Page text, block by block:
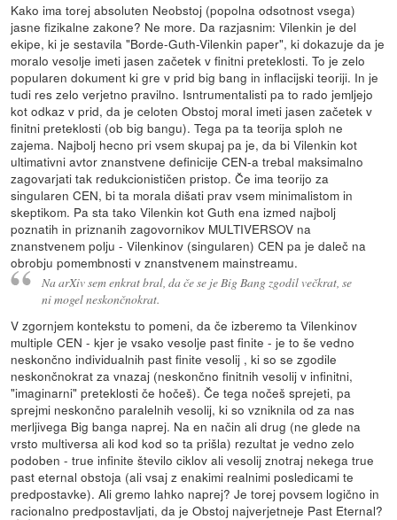
Kako ima torej absoluten Neobstoj (popolna odsotnost vsega)
jasne fizikalne zakone? Ne more. Da razjasnim: Vilenkin je del
ekipe, ki je sestavila "Borde-Guth-Vilenkin paper", ki dokazuje da je
moralo vesolje imeti jasen začetek v finitni preteklosti. To je zelo
popularen dokument ki gre v prid big bang in inflacijski teoriji. In je
tudi res zelo verjetno pravilno. Isntrumentalisti pa to rado jemljejo
kot odkaz v prid, da je celoten Obstoj moral imeti jasen začetek v
finitni preteklosti (ob big bangu). Tega pa ta teorija sploh ne
zajema. Najbolj hecno pri vsem skupaj pa je, da bi Vilenkin kot
ultimativni avtor znanstvene definicije CEN-a trebal maksimalno
zagovarjati tak redukcionističen pristop. Če ima teorijo za
singularen CEN, bi ta morala dišati prav vsem minimalistom in
skeptikom. Pa sta tako Vilenkin kot Guth ena izmed najbolj
poznatih in priznanih zagovornikov MULTIVERSOV na
znanstvenem polju - Vilenkinov (singularen) CEN pa je daleč na
obrobju pomembnosti v znanstvenem mainstreamu.
Na arXiv sem enkrat bral, da če se je Big Bang zgodil večkrat, se
ni mogel neskončnokrat.
V zgornjem kontekstu to pomeni, da če izberemo ta Vilenkinov
multiple CEN - kjer je vsako vesolje past finite - je to še vedno
neskončno individualnih past finite vesolij , ki so se zgodile
neskončnokrat za vnazaj (neskončno finitnih vesolij v infinitni,
"imaginarni" preteklosti če hočeš). Če tega nočeš sprejeti, pa
sprejmi neskončno paralelnih vesolij, ki so vzniknila od za nas
merljivega Big banga naprej. Na en način ali drug (ne glede na
vrsto multiversa ali kod kod so ta prišla) rezultat je vedno zelo
podoben - true infinite število ciklov ali vesolij znotraj nekega true
past eternal obstoja (ali vsaj z enakimi realnimi posledicami te
predpostavke). Ali gremo lahko naprej? Je torej povsem logično in
racionalno predpostavljati, da je Obstoj najverjetneje Past Eternal?